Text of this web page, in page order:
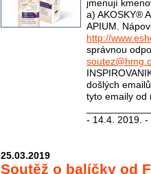
jmenují
a) AKOSKY®
APIUM.
http://
správnou
došlých
tyto emaily od
- 14.4. 2019. -
25.03.2019
Soutěž o balíčky od